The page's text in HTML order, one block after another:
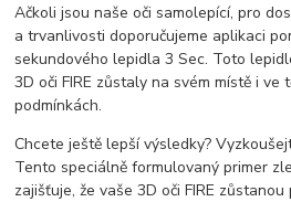
Ačkoli jsou naše oči samolepící, pro
a trvanlivosti doporučujeme aplikaci
sekundového lepidla 3 Sec. Toto
3D oči FIRE zůstaly na svém místě i ve
podmínkách.
Chcete ještě lepší výsledky?
Tento speciálně formulovaný primer
zajišťuje, že vaše 3D oči FIRE